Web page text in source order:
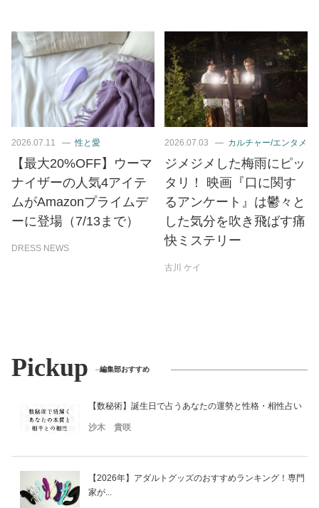
2026.07.11 性と愛
【最大20%OFF】ウーマ
ナイザーの人気4アイテ
ムがAmazonプライムデ
ーに登場（7/13まで）
DRESS NEWS
2026.07.03 カルチャー/エンタメ
ジメジメした梅雨にピッ
タリ！ 映画『口に関す
るアンケート』は鬱々と
した気分を吹き飛ばす痛
快ミステリー
古川 ケイ
Pickup 編集部おすすめ
【数秘術】誕生日で占うあなたの運勢と性格・相性占い
沙木 貴咲
【2026年】アダルトグッズのおすすめランキング！専門
家が...